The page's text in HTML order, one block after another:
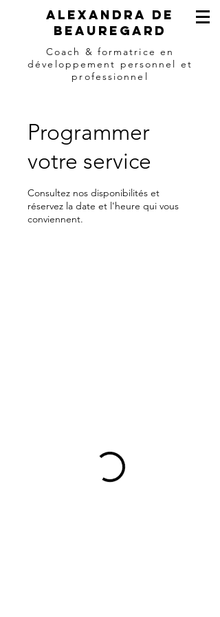
Alexandra de
beauregard
Coach & formatrice en
développement personnel et
professionnel
Programmer
votre service
Consultez nos disponibilités et
réservez la date et l'heure qui vous
conviennent.